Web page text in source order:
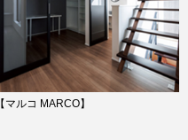
【マルコ MARCO】